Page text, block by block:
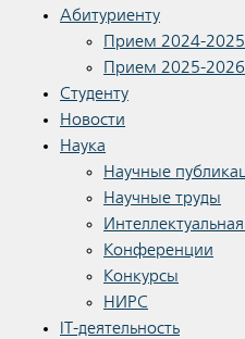
Абитуриенту
Прием 2024-2025
Прием 2025-2026
Студенту
Новости
Наука
Научные
Научные труды
Конференции
Конкурсы
НИРС
IT-деятельность